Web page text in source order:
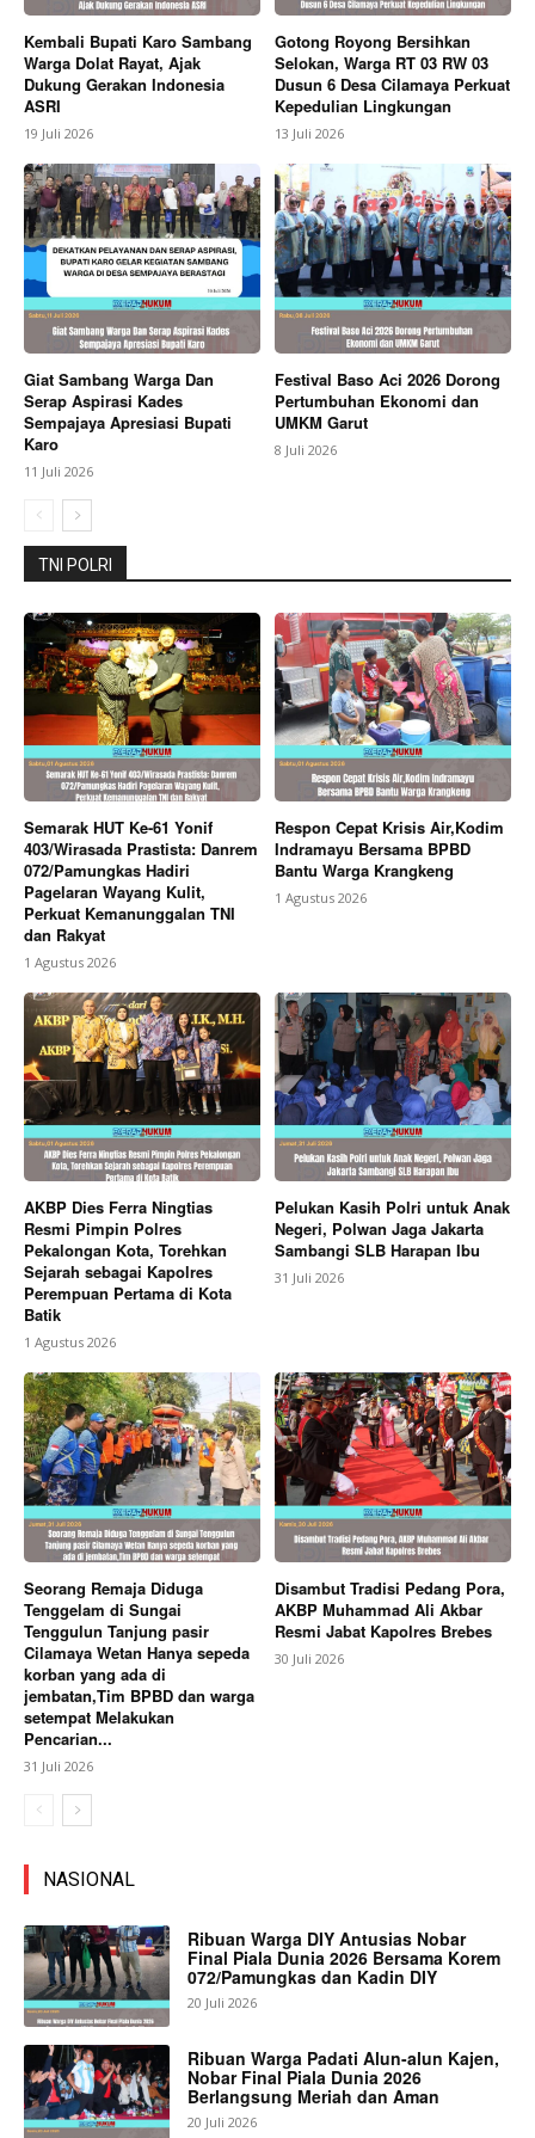
News Week
Magazine PRO
Company
About
Contact us
Subscription Plans
My account
Bagikan Artikel
Berita Lainnya Pemkab Karo Perkuat Sinkronisasi
Program Dan Jajaki Pembangunan PLUT UMKM
Dengan Kementerian
Kembali Bupati Karo Sambang
Warga Dolat Rayat, Ajak
Dukung Gerakan Indonesia
ASRI
19 Juli 2026
Gotong Royong Bersihkan
Selokan, Warga RT 03 RW 03
Dusun 6 Desa Cilamaya Perkuat
Kepedulian Lingkungan
13 Juli 2026
Giat Sambang Warga Dan
Serap Aspirasi Kades
Sempajaya Apresiasi Bupati
Karo
11 Juli 2026
Festival Baso Aci 2026 Dorong
Pertumbuhan Ekonomi dan
UMKM Garut
8 Juli 2026
TNI POLRI
Semarak HUT Ke-61 Yonif
403/Wirasada Prastista: Danrem
072/Pamungkas Hadiri
Pagelaran Wayang Kulit,
Perkuat Kemanunggalan TNI
dan Rakyat
1 Agustus 2026
Respon Cepat Krisis Air,Kodim
Indramayu Bersama BPBD
Bantu Warga Krangkeng
1 Agustus 2026
AKBP Dies Ferra Ningtias
Resmi Pimpin Polres
Pekalongan Kota, Torehkan
Sejarah sebagai Kapolres
Perempuan Pertama di Kota
Batik
1 Agustus 2026
Pelukan Kasih Polri untuk Anak
Negeri, Polwan Jaga Jakarta
Sambangi SLB Harapan Ibu
31 Juli 2026
Seorang Remaja Diduga
Tenggelam di Sungai
Tenggulun Tanjung pasir
Cilamaya Wetan Hanya sepeda
korban yang ada di
jembatan,Tim BPBD dan warga
setempat Melakukan
Pencarian...
31 Juli 2026
Disambut Tradisi Pedang Pora,
AKBP Muhammad Ali Akbar
Resmi Jabat Kapolres Brebes
30 Juli 2026
NASIONAL
Ribuan Warga DIY Antusias Nobar
Final Piala Dunia 2026 Bersama Korem
072/Pamungkas dan Kadin DIY
20 Juli 2026
Ribuan Warga Padati Alun-alun Kajen,
Nobar Final Piala Dunia 2026
Berlangsung Meriah dan Aman
20 Juli 2026